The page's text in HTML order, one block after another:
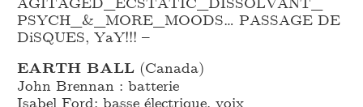
PSYCH_&_MORE_MOODS… PASSAGE DE
DiSQUES, YaY!!! –
EARTH BALL (Canada)
John Brennan : batterie
Isabel Ford: basse électrique, voix